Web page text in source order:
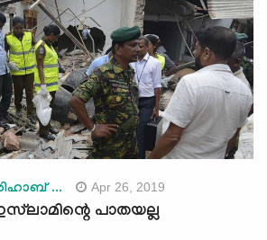
... Apr 26, 2019
പാതയല്ല